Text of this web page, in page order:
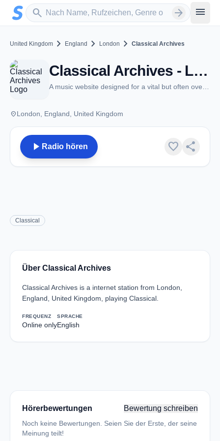
Zum Hauptinhalt springen
search
Sender suchen arrow_forward menu
United Kingdom chevron_right England chevron_right London chevron_right Classical Archives
Classical Archives - London
placeLondon, England, United Kingdom
play_arrow Radio hören favorite share
Classical
Über Classical Archives
Classical Archives is a internet station from London,
England, United Kingdom, playing Classical.
FREQUENZ
Online only
SPRACHE
English
Hörerbewertungen Bewertung schreiben
Noch keine Bewertungen. Seien Sie der Erste, der seine
Meinung teilt!